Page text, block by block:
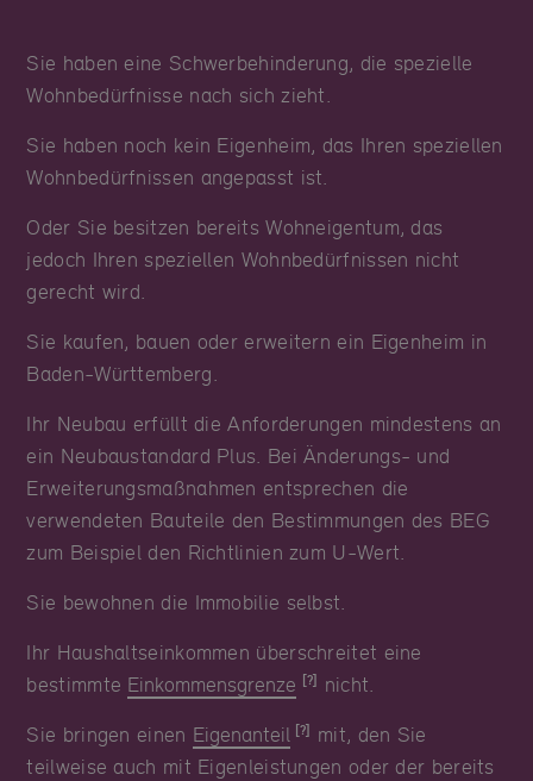
Sie haben eine Schwerbehinderung, die spezielle
Wohnbedürfnisse nach sich zieht.
Sie haben noch kein Eigenheim, das Ihren speziellen
Wohnbedürfnissen angepasst ist.
Oder Sie besitzen bereits Wohneigentum, das
jedoch Ihren speziellen Wohnbedürfnissen nicht
gerecht wird.
Sie kaufen, bauen oder erweitern ein Eigenheim in
Baden-Württemberg.
Ihr Neubau erfüllt die Anforderungen mindestens an
ein Neubaustandard Plus. Bei Änderungs- und
Erweiterungsmaßnahmen entsprechen die
verwendeten Bauteile den Bestimmungen des BEG
zum Beispiel den Richtlinien zum U-Wert.
Sie bewohnen die Immobilie selbst.
Ihr Haushaltseinkommen überschreitet eine
bestimmte Einkommensgrenze
nicht.
Sie bringen einen Eigenanteil
mit, den Sie
teilweise auch mit Eigenleistungen oder der bereits